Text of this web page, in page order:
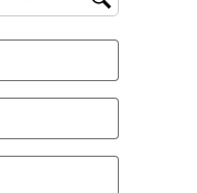
per regio